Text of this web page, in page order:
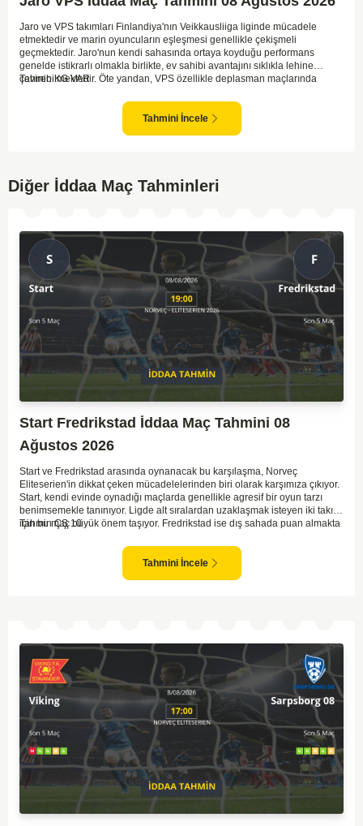
Jaro ve VPS takımları Finlandiya'nın Veikkausliiga liginde mücadele
etmektedir ve marin oyuncuların eşleşmesi genellikle çekişmeli
geçmektedir. Jaro'nun kendi sahasında ortaya koyduğu performans
genelde istikrarlı olmakla birlikte, ev sahibi avantajını sıklıkla lehine
çevirebilmektedir. Öte yandan, VPS özellikle deplasman maçlarında
anlar yakalayabilmektedir. İki takım arasındaki tarihsel rekabet dikkate
alındığında, maçın dengede geçmesi olasıdır ve her iki tarafın da gol
şansı bulunmaktadır. Özellikle Jaro'nun savunma zaafları ve VPS'nin hızlı
Tahmin KG VAR
Tahmini İncele
Diğer İddaa Maç Tahminleri
Start Fredrikstad İddaa Maç Tahmini 08
Ağustos 2026
Start ve Fredrikstad arasında oynanacak bu karşılaşma, Norveç
Eliteserien'in dikkat çeken mücadelelerinden biri olarak karşımıza çıkıyor.
Start, kendi evinde oynadığı maçlarda genellikle agresif bir oyun tarzı
benimsemekle tanınıyor. Ligde alt sıralardan uzaklaşmak isteyen iki takım
için bu maç büyük önem taşıyor. Fredrikstad ise dış sahada puan almakta
mücadelede zorluk çıkartabilir. Maçın temposunun yüksek olacağını ve
her iki takımın da sonuca gitmeye odaklanacağını düşünüyorum.
Tahmin ÇŞ 10
Tahmini İncele